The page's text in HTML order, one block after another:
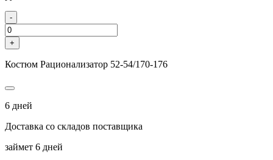
-
+
Костюм Рационализатор 52-54/170-176
6 дней
Доставка со складов поставщика
займет 6 дней